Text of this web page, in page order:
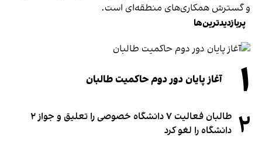
و گسترش همکاری‌های منطقه‌ای است.
پربازدیدترین‌ها
۱ آغاز پایان دور دوم حاکمیت طالبان
۲
طالبان فعالیت ۷ دانشگاه خصوصی را تعلیق و جواز ۲
دانشگاه را لغو کرد